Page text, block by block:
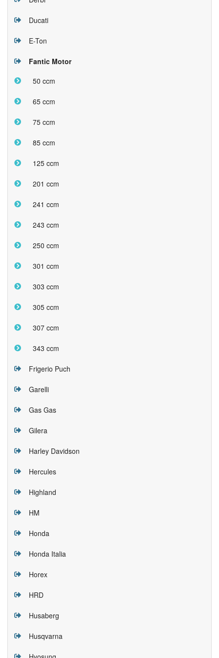
Ducati
E-Ton
Fantic Motor
50 ccm
65 ccm
75 ccm
85 ccm
125 ccm
201 ccm
241 ccm
243 ccm
250 ccm
301 ccm
303 ccm
305 ccm
307 ccm
343 ccm
Frigerio Puch
Garelli
Gas Gas
Gilera
Harley Davidson
Hercules
Highland
HM
Honda
Honda Italia
Horex
HRD
Husaberg
Husqvarna